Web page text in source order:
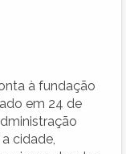
à fundação
em 24 de
cidade,